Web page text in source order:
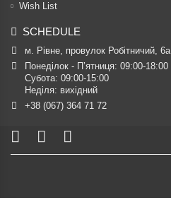
Wish List
SCHEDULE
м. Рівне, провулок Робітничий, 6а
Понеділок - П’ятниця: 09:00-18:00
Субота: 09:00-15:00
Неділя: вихідний
+38 (067) 364 71 72